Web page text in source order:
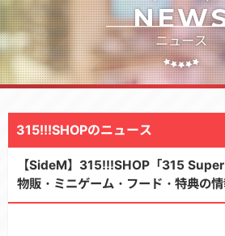
ニュース
315!!!SHOPのニュース
【SideM】315!!!SHOP「315
物販・ミニゲーム・フード・特典の情